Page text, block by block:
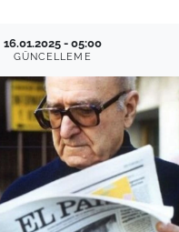
16.01.2025 - 05:00
GÜNCELLEME